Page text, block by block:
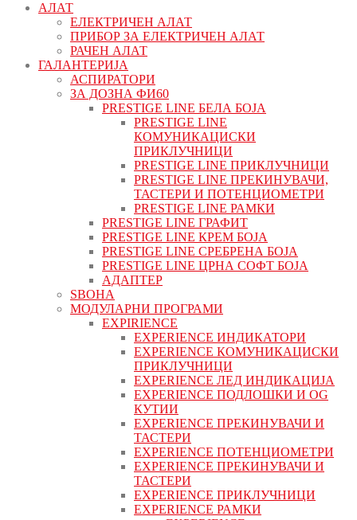
АЛАТ
ЕЛЕКТРИЧЕН АЛАТ
ПРИБОР ЗА ЕЛЕКТРИЧЕН АЛАТ
РАЧЕН АЛАТ
ГАЛАНТЕРИЈА
АСПИРАТОРИ
ЗА ДОЗНА ФИ60
PRESTIGE LINE БЕЛА БОЈА
PRESTIGE LINE
КОМУНИКАЦИСКИ
ПРИКЛУЧНИЦИ
PRESTIGE LINE ПРИКЛУЧНИЦИ
PRESTIGE LINE ПРЕКИНУВАЧИ,
ТАСТЕРИ И ПОТЕНЦИОМЕТРИ
PRESTIGE LINE РАМКИ
PRESTIGE LINE ГРАФИТ
PRESTIGE LINE КРЕМ БОЈА
PRESTIGE LINE СРЕБРЕНА БОЈА
PRESTIGE LINE ЦРНА СОФТ БОЈА
АДАПТЕР
ЅВОНА
МОДУЛАРНИ ПРОГРАМИ
EXPIRIENCE
EXPERIENCE ИНДИКАТОРИ
EXPERIENCE КОМУНИКАЦИСКИ
ПРИКЛУЧНИЦИ
EXPERIENCE ЛЕД ИНДИКАЦИЈА
EXPERIENCE ПОДЛОШКИ И OG
КУТИИ
EXPERIENCE ПРЕКИНУВАЧИ И
ТАСТЕРИ
EXPERIENCE ПОТЕНЦИОМЕТРИ
EXPERIENCE ПРЕКИНУВАЧИ И
ТАСТЕРИ
EXPERIENCE ПРИКЛУЧНИЦИ
EXPERIENCE РАМКИ